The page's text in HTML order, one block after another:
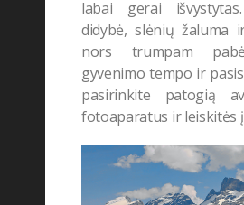
labai gerai
didybė, slėnių žaluma
nors trumpam
gyvenimo tempo ir
pasirinkite patogią
fotoaparatus ir leiskitės